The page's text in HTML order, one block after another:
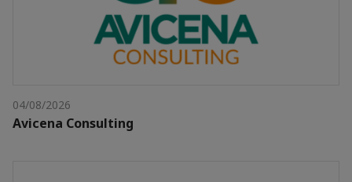
04/08/2026
Avicena Consulting